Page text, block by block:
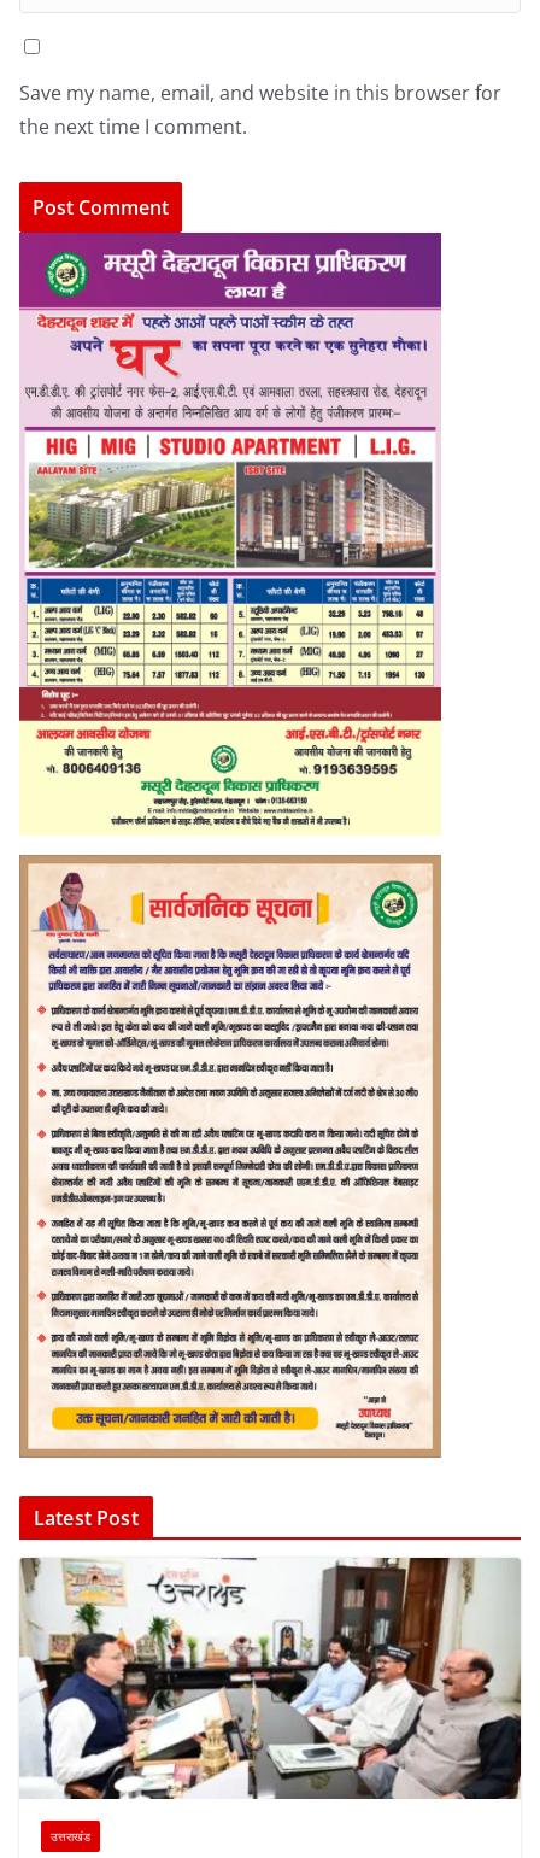
Save my name, email, and website in this browser for
the next time I comment.
Latest Post
उत्तराखंड